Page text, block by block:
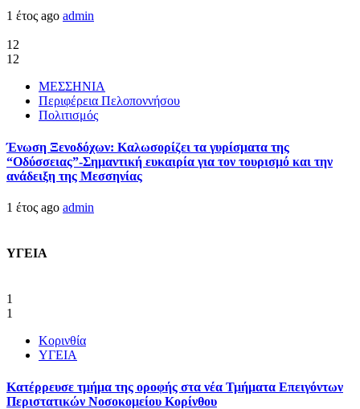
1 έτος ago admin
12
12
ΜΕΣΣΗΝΙΑ
Περιφέρεια Πελοποννήσου
Πολιτισμός
Ένωση Ξενοδόχων: Καλωσορίζει τα γυρίσματα της
“Οδύσσειας”-Σημαντική ευκαιρία για τον τουρισμό και την
ανάδειξη της Μεσσηνίας
1 έτος ago admin
ΥΓΕΙΑ
1
1
Κορινθία
ΥΓΕΙΑ
Kατέρρευσε τμήμα της οροφής στα νέα Τμήματα Επειγόντων
Περιστατικών Νοσοκομείου Κορίνθου